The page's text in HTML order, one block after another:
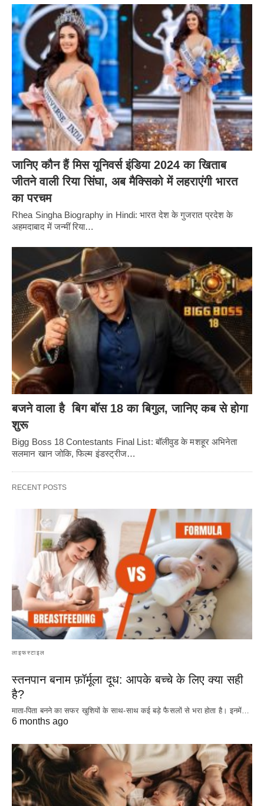
जानिए कौन हैं मिस यूनिवर्स इंडिया 2024 का खिताब
जीतने वाली रिया सिंघा, अब मैक्सिको में लहराएंगी भारत
का परचम
Rhea Singha Biography in Hindi: भारत देश के गुजरात प्रदेश के
अहमदाबाद में जन्मीं रिया…
बजने वाला है बिग बॉस 18 का बिगुल, जानिए कब से होगा
शुरू
Bigg Boss 18 Contestants Final List: बॉलीवुड के मशहूर अभिनेता
सलमान खान जोकि, फिल्म इंडस्ट्रीज…
RECENT POSTS
लाइफस्टाइल
स्तनपान बनाम फ़ॉर्मूला दूध: आपके बच्चे के लिए क्या सही
है?
माता-पिता बनने का सफर खुशियों के साथ-साथ कई बड़े फैसलों से भरा होता है। इनमें…
6 months ago